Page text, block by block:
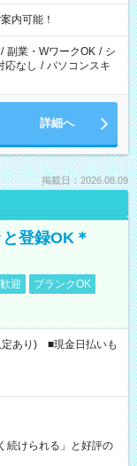
内可能！
/ 副業・WワークOK / シ
応なし / パソコンスキ
詳細へ
掲載日：2026.08.09
登録OK＊
迎
ブランクOK
あり) ■現金日払いも
続けられる」と好評の